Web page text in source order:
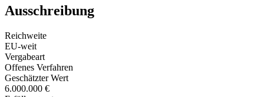
Ausschreibung
Reichweite
EU-weit
Vergabeart
Offenes Verfahren
Geschätzter Wert
6.000.000 €